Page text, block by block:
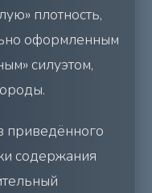
плотность,
оформленным
силуэтом,
приведённого
содержания